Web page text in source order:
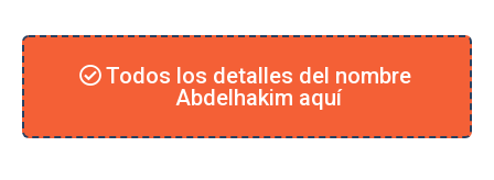
Todos los detalles del nombre
Abdelhakim aquí